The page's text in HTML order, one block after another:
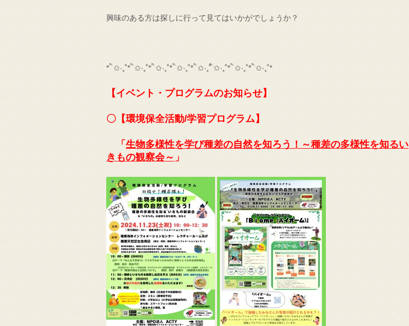
興味のある方は探しに行って見てはいかがでしょうか？
* ੈ✩‧₊˚* ੈ✩‧₊˚* ੈ✩‧₊˚* ੈ✩‧₊˚* ੈ✩‧₊˚ ੈ✩‧₊˚* ੈ✩‧₊˚* ੈ✩‧₊˚*
【イベント・プログラムのお知らせ】
〇【環境保全活動/学習プログラム】
「生物多様性を学び種差の自然を知ろう！～種差の多様性を知るい
きもの観察会～ 」